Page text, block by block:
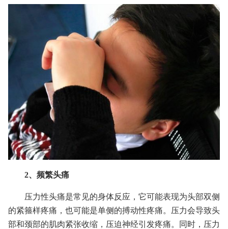
2、频繁头痛
压力性头痛是常见的身体反应，它可能表现为头部双侧
的紧箍样疼痛，也可能是单侧的搏动性疼痛。压力会导致头
部和颈部的肌肉紧张收缩，压迫神经引发疼痛。同时，压力